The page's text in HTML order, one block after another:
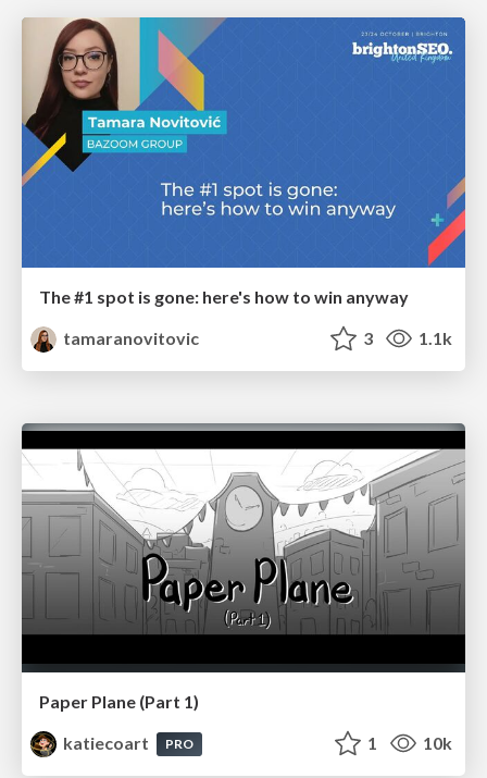
The #1 spot is gone: here's how to win anyway
tamaranovitovic
3 1.1k
Paper Plane (Part 1)
katiecoart
PRO 1 10k